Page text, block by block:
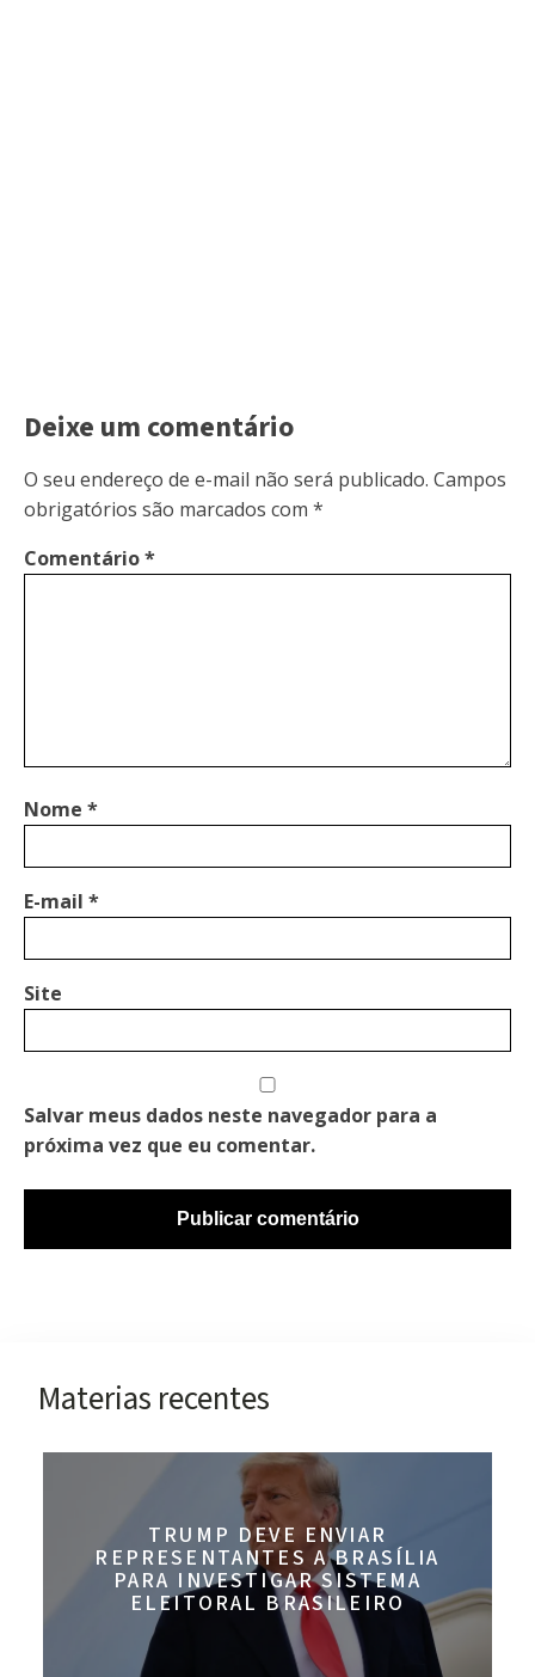
Deixe um comentário
O seu endereço de e-mail não será publicado. Campos
obrigatórios são marcados com *
Comentário*
Nome *
E-mail *
Site
Salvar meus dados neste navegador para a
próxima vez que eu comentar.
Materias recentes
TRUMP DEVE ENVIAR
REPRESENTANTES A BRASÍLIA
PARA INVESTIGAR SISTEMA
ELEITORAL BRASILEIRO